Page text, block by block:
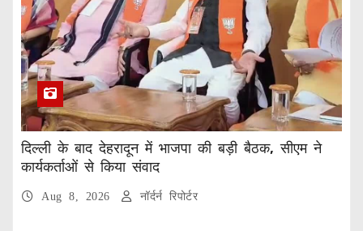
दिल्ली के बाद देहरादून में भाजपा की बड़ी बैठक, सीएम ने
कार्यकर्ताओं से किया संवाद
Aug 8, 2026 नॉर्दर्न रिपोर्टर